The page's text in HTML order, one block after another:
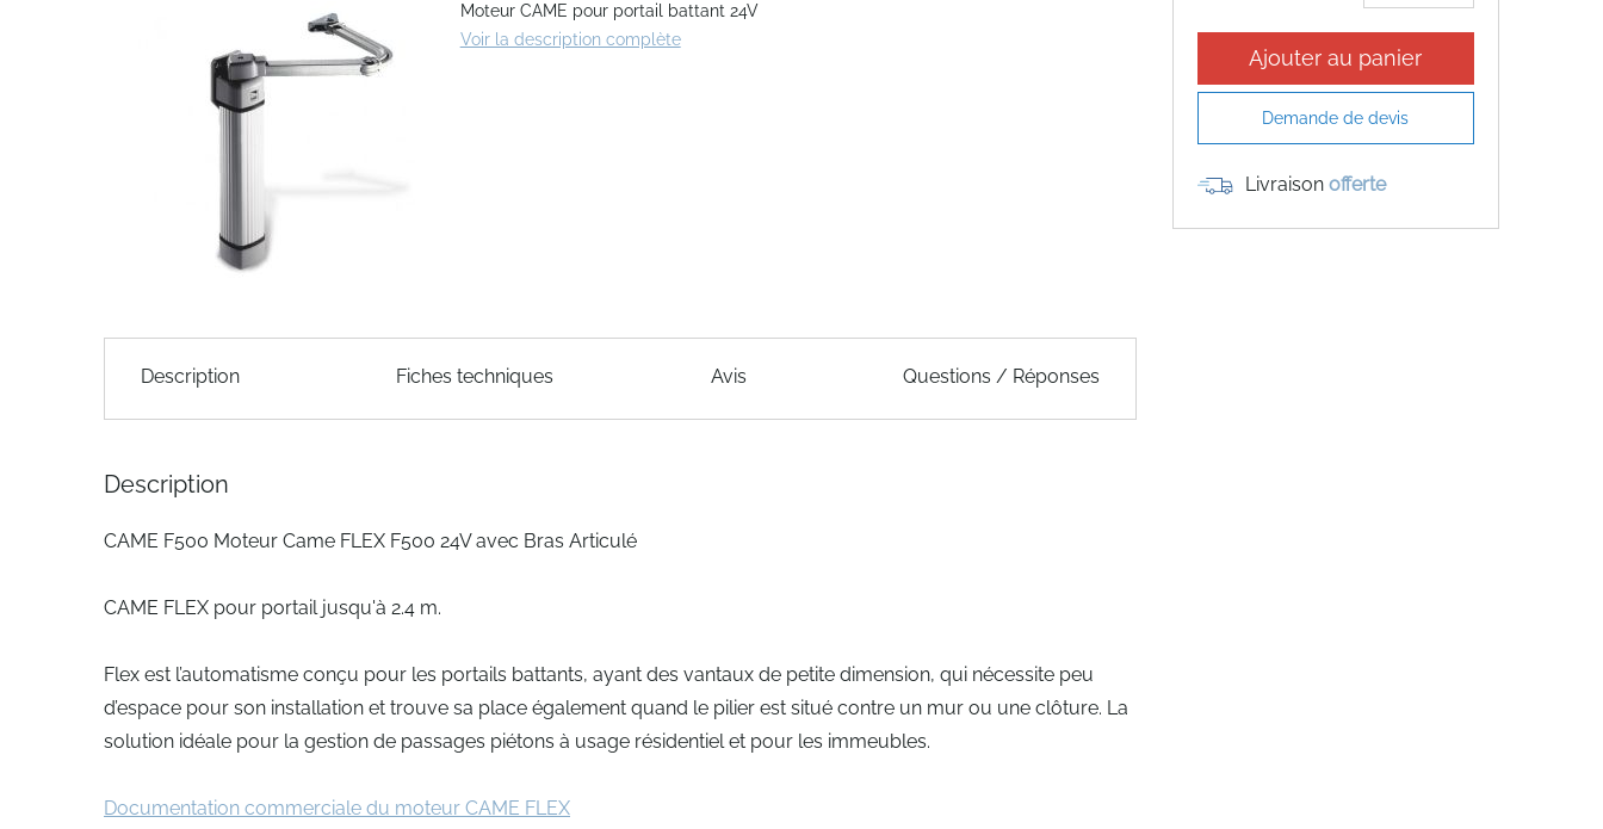
the
images
Moteur CAME pour portail battant 24V
Voir la description complète
Description Fiches techniques Avis Questions / Réponses
Description
CAME F500 Moteur Came FLEX F500 24V avec Bras Articulé
CAME FLEX pour portail jusqu'à 2.4 m.
Flex est l’automatisme conçu pour les portails battants, ayant des vantaux de petite dimension, qui nécessite peu
d’espace pour son installation et trouve sa place également quand le pilier est situé contre un mur ou une clôture. La
solution idéale pour la gestion de passages piétons à usage résidentiel et pour les immeubles.
Documentation commerciale du moteur CAME FLEX
Ajouter au panier
Demande de devis
Livraison offerte